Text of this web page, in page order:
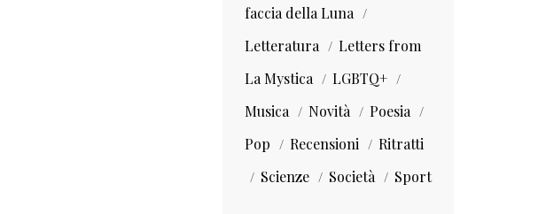
faccia della Luna
Letteratura
Letters from
La Mystica
LGBTQ+
Musica
Novità
Poesia
Pop
Recensioni
Ritratti
Scienze
Società Sport